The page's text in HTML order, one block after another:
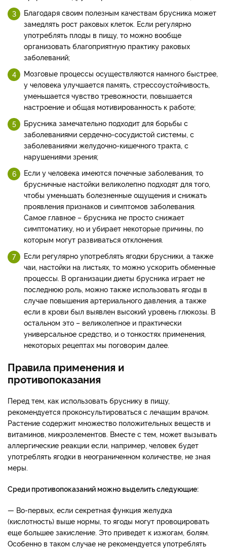
Благодаря своим полезным качествам брусника может
замедлять рост раковых клеток. Если регулярно
употреблять плоды в пищу, то можно вообще
организовать благоприятную практику раковых
заболеваний;
Мозговые процессы осуществляются намного быстрее,
у человека улучшается память, стрессоустойчивость,
уменьшается чувство тревожности, повышается
настроение и общая мотивированность к работе;
Брусника замечательно подходит для борьбы с
заболеваниями сердечно-сосудистой системы, с
заболеваниями желудочно-кишечного тракта, с
нарушениями зрения;
Если у человека имеются почечные заболевания, то
брусничные настойки великолепно подходят для того,
чтобы уменьшать болезненные ощущения и снижать
проявления признаков и симптомов заболевания.
Самое главное – брусника не просто снижает
симптоматику, но и убирает некоторые причины, по
которым могут развиваться отклонения.
Если регулярно употреблять ягодки брусники, а также
чаи, настойки на листьях, то можно ускорить обменные
процессы. В организации диеты брусника играет не
последнюю роль, можно также использовать ягоды в
случае повышения артериального давления, а также
если в крови был выявлен высокий уровень глюкозы. В
остальном это – великолепное и практически
универсальное средство, и о тонкостях применения,
некоторых рецептах мы поговорим далее.
Правила применения и
противопоказания
Перед тем, как использовать бруснику в пищу,
рекомендуется проконсультироваться с лечащим врачом.
Растение содержит множество положительных веществ и
витаминов, микроэлементов. Вместе с тем, может вызывать
аллергические реакции если, например, человек будет
употреблять ягодки в неограниченном количестве, не зная
меры.
Среди противопоказаний можно выделить следующие:
— Во-первых, если секретная функция желудка
(кислотность) выше нормы, то ягоды могут провоцировать
еще большее закисление. Это приведет к изжогам, болям.
Особенно в таком случае не рекомендуется употреблять